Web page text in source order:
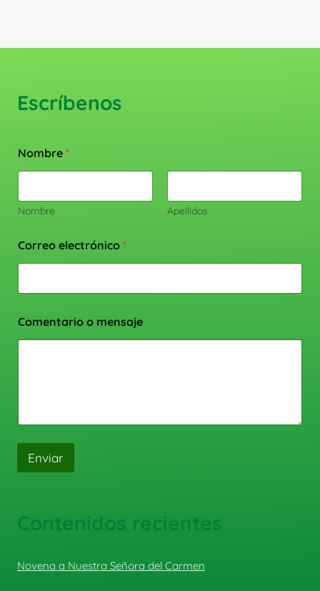
Escríbenos
Nombre *
Nombre Apellidos
Correo electrónico *
Comentario o mensaje
Enviar
Contenidos recientes
Novena a Nuestra Señora del Carmen